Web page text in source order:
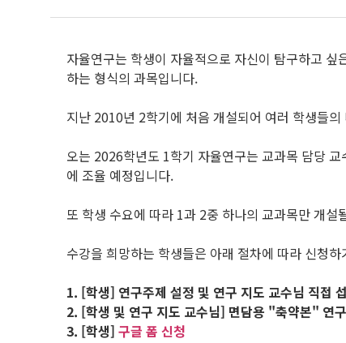
자율연구는 학생이 자율적으로 자신이 탐구하고
하는 형식의 과목입니다.
지난 2010년 2학기에 처음 개설되어 여러 학생들
오는 2026학년도 1학기 자율연구는 교과목 담당
에 조율 예정입니다.
또 학생 수요에 따라 1과 2중 하나의 교과목만 개
수강을 희망하는 학생들은 아래 절차에 따라 신청하
1. [학생] 연구주제 설정 및 연구 지도 교수님 직접
2. [학생 및 연구 지도 교수님] 면담용 "축약본" 연
3. [학생] 구글 폼 신청